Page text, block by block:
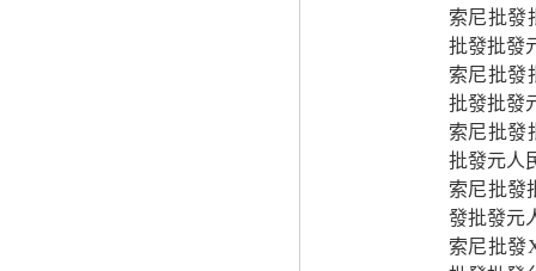
索尼批發
批發批發
索尼批發
批發批發
索尼批發
批發元人
索尼批發
發批發元
索尼批發